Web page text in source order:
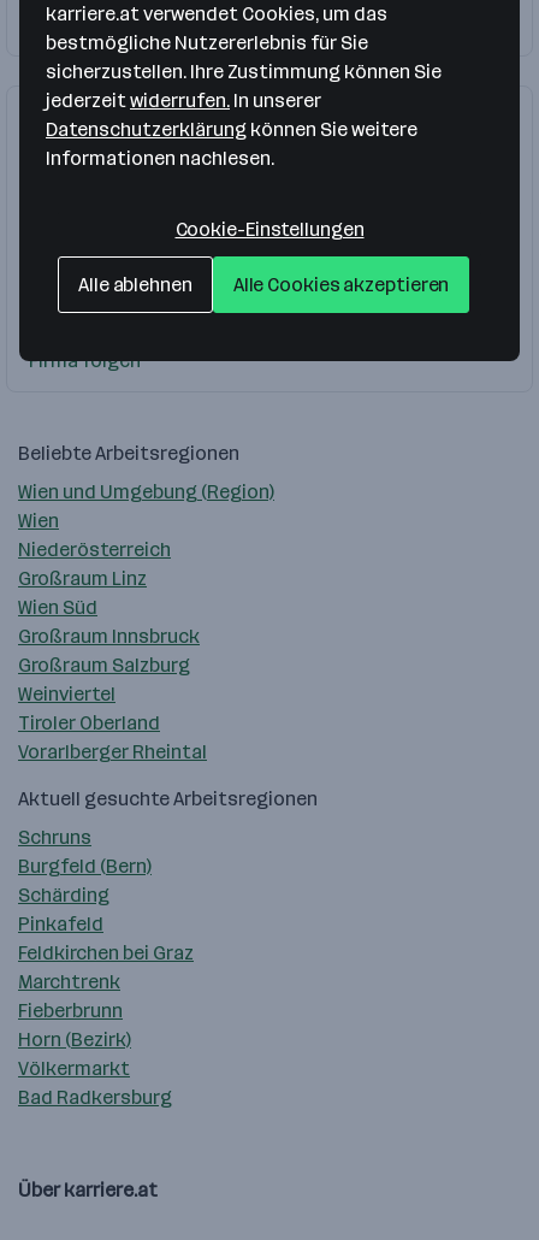
Firma folgen
St. Georgen bei Salzburg
Handel
Verkaufsprofi Außendienst
Firma folgen
Beliebte Arbeitsregionen
Wien und Umgebung (Region)
Wien
Niederösterreich
Großraum Linz
Wien Süd
Großraum Innsbruck
Großraum Salzburg
Weinviertel
Tiroler Oberland
Vorarlberger Rheintal
Aktuell gesuchte Arbeitsregionen
Schruns
Burgfeld (Bern)
Schärding
Pinkafeld
Feldkirchen bei Graz
Marchtrenk
Fieberbrunn
Horn (Bezirk)
Völkermarkt
Bad Radkersburg
Über karriere.at
karriere.at verwendet Cookies, um das
bestmögliche Nutzererlebnis für Sie
sicherzustellen. Ihre Zustimmung können Sie
jederzeit widerrufen. In unserer
Datenschutzerklärung können Sie weitere
Informationen nachlesen.
Cookie-Einstellungen
Alle ablehnen Alle Cookies akzeptieren